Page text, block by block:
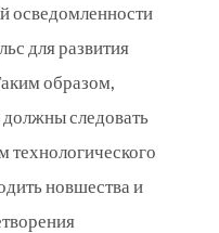
осведомленности
для развития
образом,
следовать
технологического
новшества и